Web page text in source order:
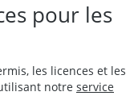
pour les
les licences et les
notre service